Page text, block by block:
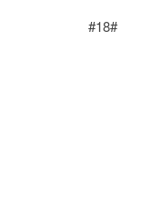
#18#